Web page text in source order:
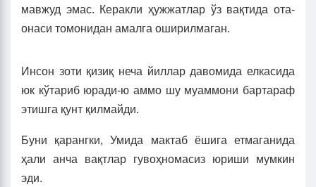
мавжуд эмас. Керакли ҳужжатлар ўз вақтида ота-
онаси томонидан амалга оширилмаган.
Инсон зоти қизиқ неча йиллар давомида елкасида
юк кўтариб юради-ю аммо шу муаммони бартараф
этишга қунт қилмайди.
Буни қарангки, Умида мактаб ёшига етмаганида
ҳали анча вақтлар гувоҳномасиз юриши мумкин
эди.